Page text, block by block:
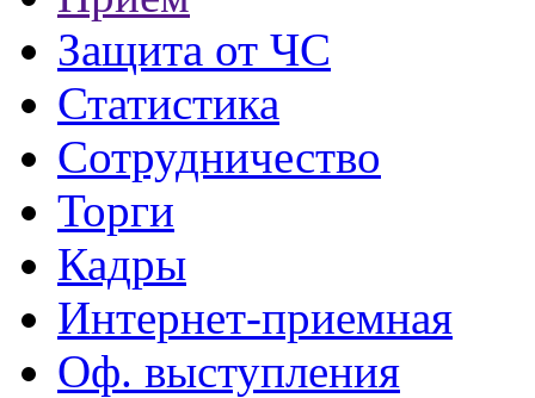
Защита от ЧС
Статистика
Сотрудничество
Торги
Кадры
Интернет-приемная
Оф. выступления